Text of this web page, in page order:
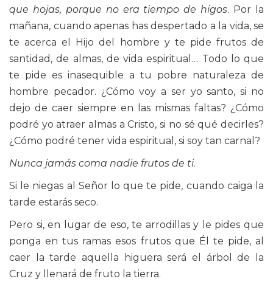
que hojas, porque no era tiempo de higos. Por la
mañana, cuando apenas has despertado a la vida, se
te acerca el Hijo del hombre y te pide frutos de
santidad, de almas, de vida espiritual… Todo lo que
te pide es inasequible a tu pobre naturaleza de
hombre pecador. ¿Cómo voy a ser yo santo, si no
dejo de caer siempre en las mismas faltas? ¿Cómo
podré yo atraer almas a Cristo, si no sé qué decirles?
¿Cómo podré tener vida espiritual, si soy tan carnal?
Nunca jamás coma nadie frutos de ti.
Si le niegas al Señor lo que te pide, cuando caiga la
tarde estarás seco.
Pero si, en lugar de eso, te arrodillas y le pides que
ponga en tus ramas esos frutos que Él te pide, al
caer la tarde aquella higuera será el árbol de la
Cruz y llenará de fruto la tierra.